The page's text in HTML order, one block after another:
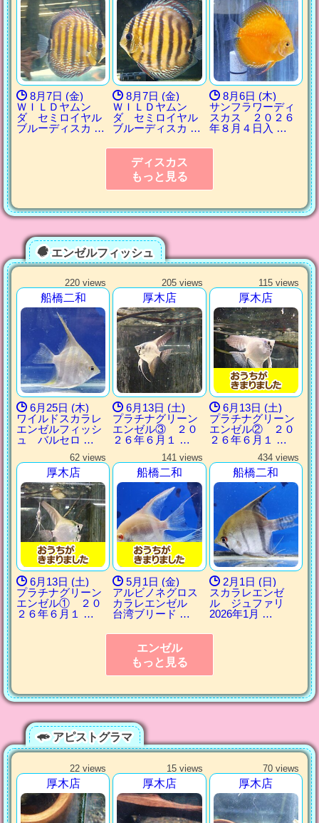
8月7日 (金)
ＷＩＬＤヤムン
ダ セミロイヤル
ブルーディスカ …
8月7日 (金)
ＷＩＬＤヤムン
ダ セミロイヤル
ブルーディスカ …
8月6日 (木)
サンフラワーディ
スカス ２０２６
年８月４日入 …
ディスカス
もっと見る
エンゼルフィッシュ
220 views
船橋二和
6月25日 (木)
ワイルドスカラレ
エンゼルフィッシ
ュ バルセロ …
205 views
厚木店
6月13日 (土)
プラチナグリーン
エンゼル③ ２０
２６年６月１ …
115 views
厚木店
6月13日 (土)
プラチナグリーン
エンゼル② ２０
２６年６月１ …
62 views
厚木店
6月13日 (土)
プラチナグリーン
エンゼル① ２０
２６年６月１ …
141 views
船橋二和
5月1日 (金)
アルビノネグロス
カラレエンゼル
台湾ブリード …
434 views
船橋二和
2月1日 (日)
スカラレエンゼ
ル ジュファリ
2026年1月 …
エンゼル
もっと見る
アピストグラマ
22 views
厚木店
15 views
厚木店
70 views
厚木店